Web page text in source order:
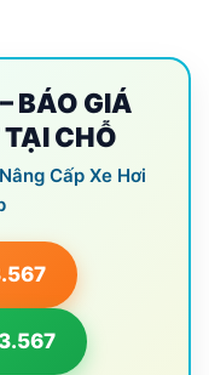
BÁO GIÁ
CHỖ
Cấp Xe Hơi